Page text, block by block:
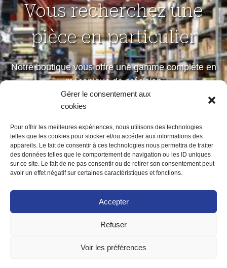
Gérer le consentement aux
cookies
Pour offrir les meilleures expériences, nous utilisons des technologies
telles que les cookies pour stocker et/ou accéder aux informations des
appareils. Le fait de consentir à ces technologies nous permettra de traiter
des données telles que le comportement de navigation ou les ID uniques
sur ce site. Le fait de ne pas consentir ou de retirer son consentement peut
avoir un effet négatif sur certaines caractéristiques et fonctions.
Accepter
Refuser
Voir les préférences
Vous recherchez une
pièce en particulier
Notre boutique vous offre une gamme complète en
mécanique de précision
petites et moyennes séries
Notre boutique
MENTIONS LÉGALES
POLITIQUE DE CONFIDENTIALITÉ